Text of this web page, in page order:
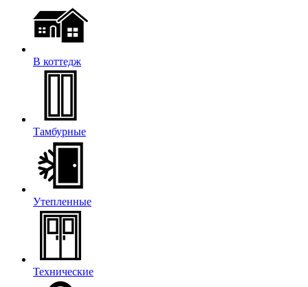
В коттедж
Тамбурные
Утепленные
Технические